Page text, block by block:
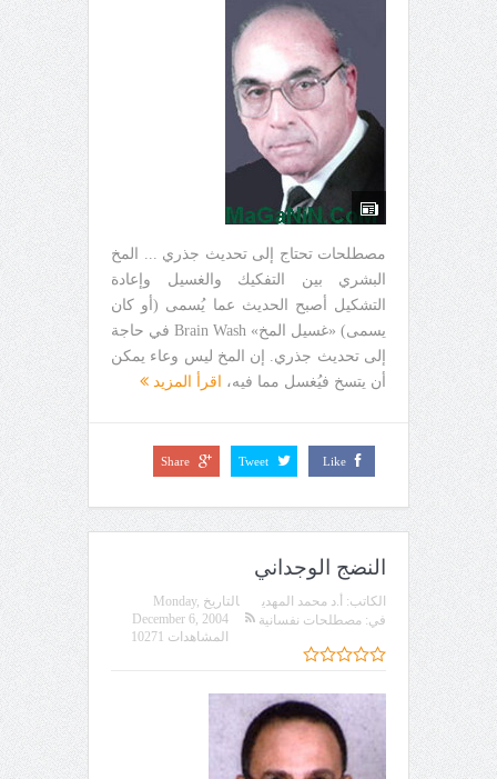
مصطلحات تحتاج إلى تحديث جذري ... المخ
البشري بين التفكيك والغسيل وإعادة
التشكيل أصبح الحديث عما يُسمى (أو كان
يسمى) «غسيل المخ» Brain Wash في حاجة
إلى تحديث جذري. إن المخ ليس وعاء يمكن
أن يتسخ فيُغسل مما فيه،
اقرأ المزيد
Like
Tweet
Share
النضج الوجداني
الكاتب: أ.د محمد المهدي التاريخ Monday,
December 6, 2004
في: مصطلحات نفسانية
المشاهدات 10271